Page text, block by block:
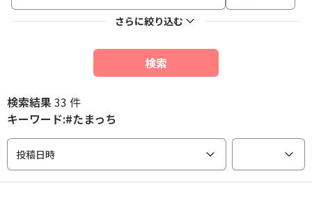
さらに絞り込む
検索
検索結果33 件
キーワード:#たまっち
投稿日時